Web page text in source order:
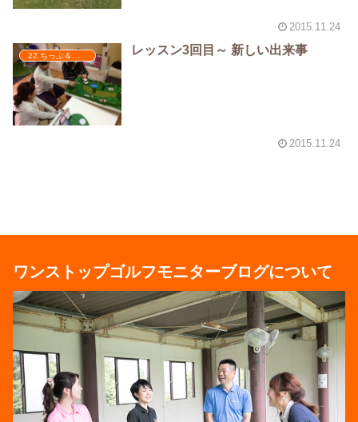
2015.11.24
レッスン3回目～ 新しい出来事
2015.11.24
ワンストップゴルフモニターブログについて